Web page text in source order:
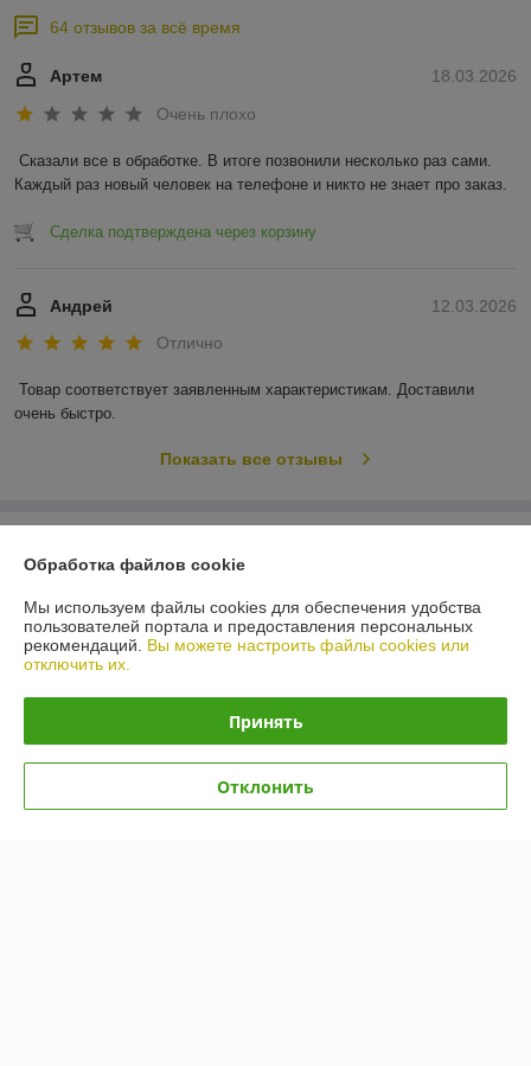
64 отзывов за всё время
18.03.2026
Артем
Очень плохо
Сказали все в обработке. В итоге позвонили несколько раз сами.
Каждый раз новый человек на телефоне и никто не знает про заказ.
Сделка подтверждена через корзину
12.03.2026
Андрей
Отлично
Товар соответствует заявленным характеристикам. Доставили
очень быстро.
Показать все отзывы
Доставка и оплата
Полная версия сайта
Обработка файлов cookie
Мы используем файлы cookies для обеспечения удобства
пользователей портала и предоставления персональных
рекомендаций. Вы можете настроить файлы cookies или
отключить их.
Принять
Отклонить